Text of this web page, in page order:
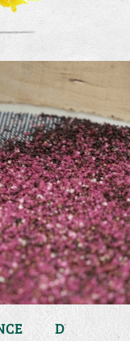
DURÉE DE